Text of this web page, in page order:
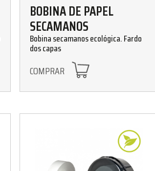
BOBINA DE PAPEL
SECAMANOS
Bobina secamanos ecológica. Fardo
dos capas
COMPRAR